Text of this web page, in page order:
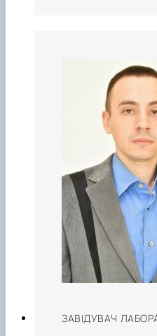
ЗАВІДУВАЧ